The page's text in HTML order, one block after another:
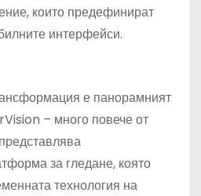
които предефинират
интерфейси.
е панорамният
– много повече от
за гледане, която
технология на